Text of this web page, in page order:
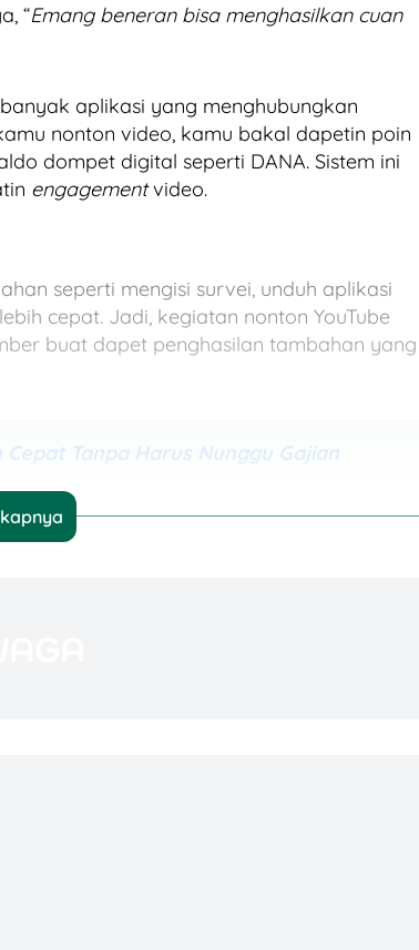
“Emang beneran bisa menghasilkan cuan
aplikasi yang menghubungkan
nonton video, kamu bakal dapetin poin
dompet digital seperti DANA. Sistem ini
engagementvideo.
seperti mengisi survei, unduh aplikasi
cepat. Jadi, kegiatan nonton YouTube
buat dapet penghasilan tambahan yang
Tanpa Harus Nunggu Gajian